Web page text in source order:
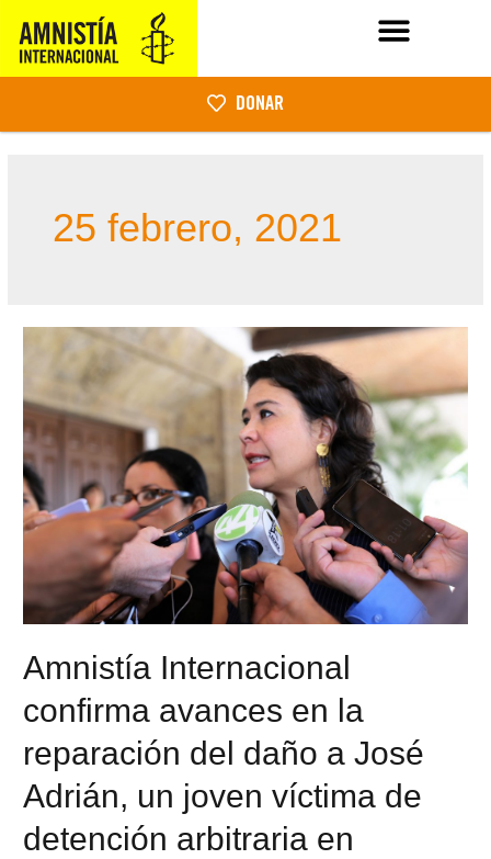
DONAR
25 febrero, 2021
Amnistía Internacional
confirma avances en la
reparación del daño a José
Adrián, un joven víctima de
detención arbitraria en